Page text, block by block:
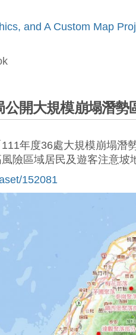
and A Custom Map
公開大規模崩塌潛勢
年度36處大規模崩塌潛
險區域居民及遊客注意坡
152081